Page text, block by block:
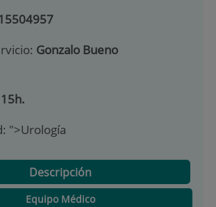
Gonzalo Bueno
">Urología
Descripción
Equipo Médico